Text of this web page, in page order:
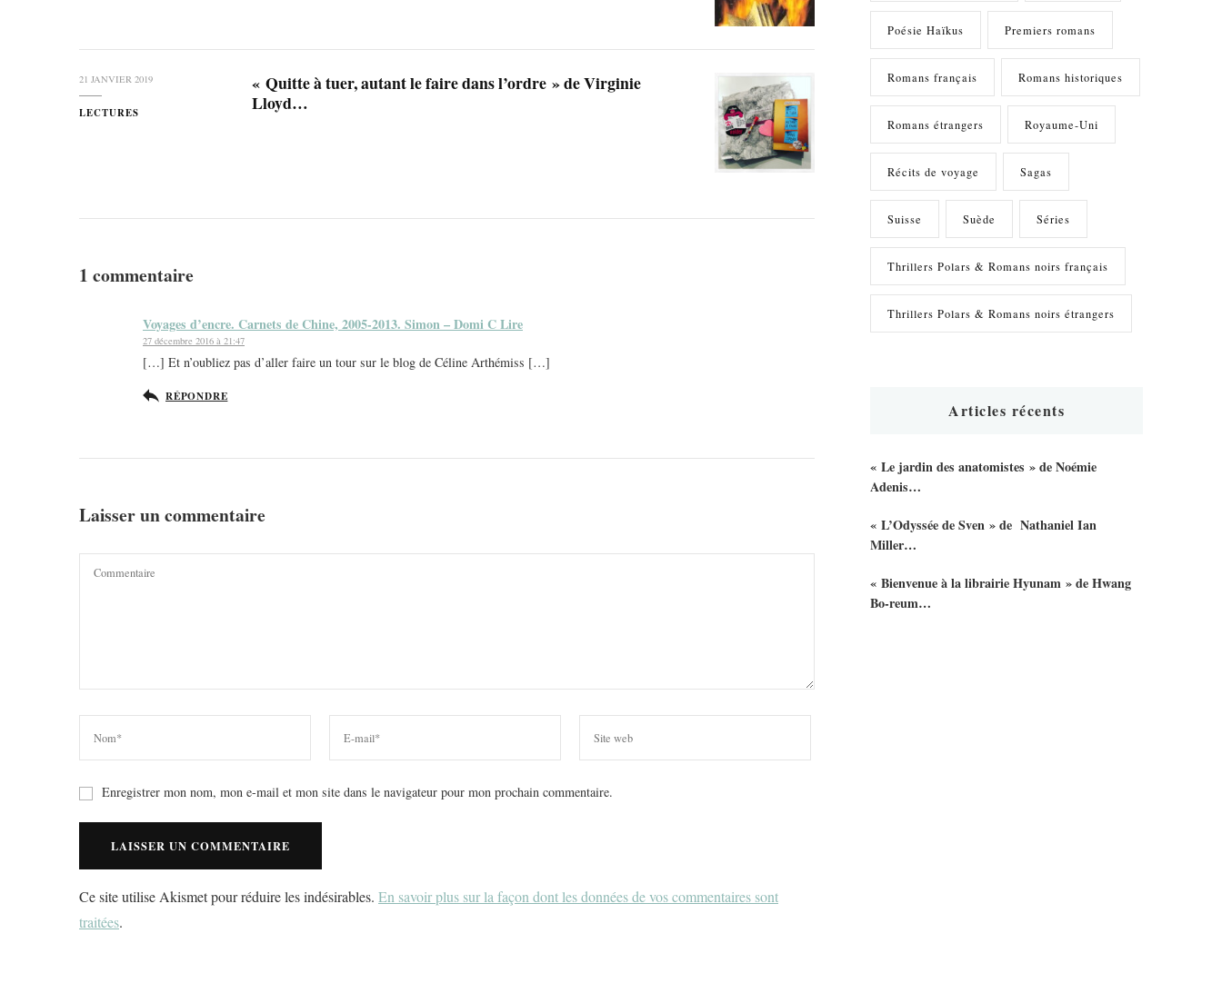
21 JANVIER 2019
LECTURES
« Quitte à tuer, autant le faire dans l’ordre » de Virginie
Lloyd…
1 commentaire
Voyages d’encre. Carnets de Chine, 2005-2013. Simon – Domi C Lire
27 décembre 2016 à 21:47
[…] Et n’oubliez pas d’aller faire un tour sur le blog de Céline Arthémiss […]
RÉPONDRE
Laisser un commentaire
Enregistrer mon nom, mon e-mail et mon site dans le navigateur pour mon prochain commentaire.
Ce site utilise Akismet pour réduire les indésirables. En savoir plus sur la façon dont les données de vos commentaires sont
traitées.
Poésie Haïkus Premiers romans
Romans français Romans historiques
Romans étrangers Royaume-Uni
Récits de voyage Sagas
Suisse Suède Séries
Thrillers Polars & Romans noirs français
Thrillers Polars & Romans noirs étrangers
Articles récents
« Le jardin des anatomistes » de Noémie
Adenis…
« L’Odyssée de Sven » de Nathaniel Ian
Miller…
« Bienvenue à la librairie Hyunam » de Hwang
Bo-reum…